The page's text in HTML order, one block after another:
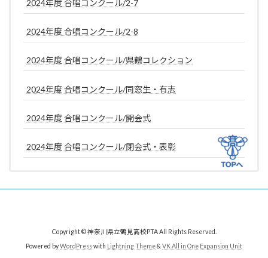
2024年度 合唱コンクール/2-7
2024年度 合唱コンクール/2-8
2024年度 合唱コンクール/県鶴コレクション
2024年度 合唱コンクール/同窓生・有志
2024年度 合唱コンクール/開会式
2024年度 合唱コンクール/閉会式・表彰
Copyright © 神奈川県立鶴見高校PTA All Rights Reserved.
Powered byWordPresswith Lightning Theme& VK All in One Expansion Unit